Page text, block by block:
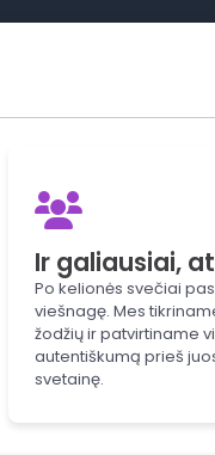
Ir galiausiai,
Po kelionės svečiai
viešnagę. Mes
žodžių ir patvirtiname
autentiškumą prieš
svetainę.